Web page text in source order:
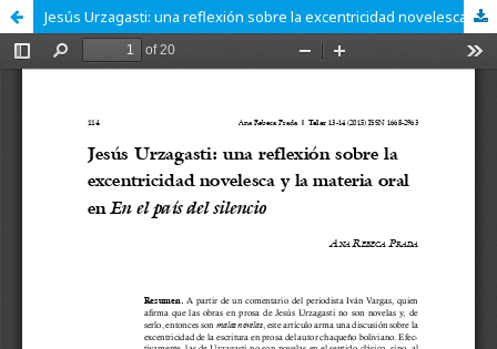
Jesús Urzagasti: una reflexión sobre la excentricidad novelesca y la materia oral en En el país del silencio